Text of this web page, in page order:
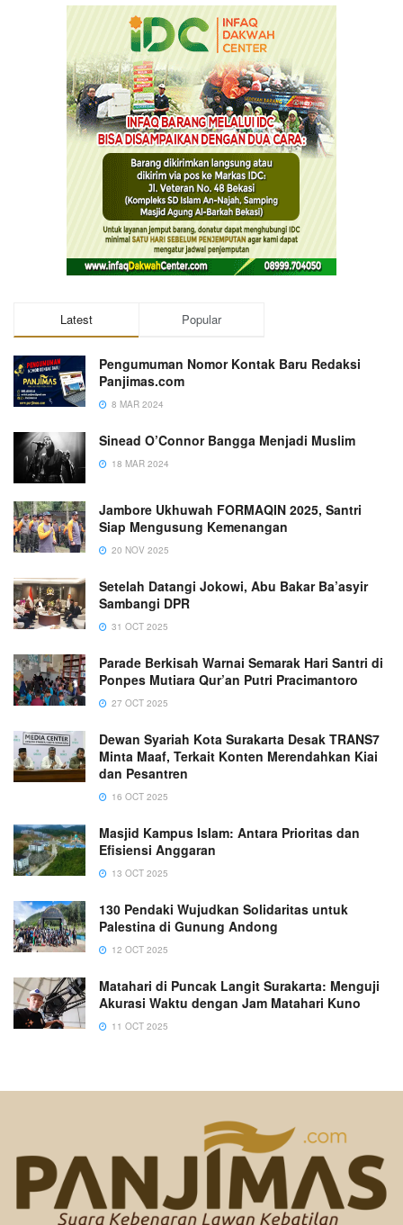
Latest Popular
Pengumuman Nomor Kontak Baru Redaksi
Panjimas.com
8 MAR 2024
Sinead O’Connor Bangga Menjadi Muslim
18 MAR 2024
Jambore Ukhuwah FORMAQIN 2025, Santri
Siap Mengusung Kemenangan
20 NOV 2025
Setelah Datangi Jokowi, Abu Bakar Ba’asyir
Sambangi DPR
31 OCT 2025
Parade Berkisah Warnai Semarak Hari Santri di
Ponpes Mutiara Qur’an Putri Pracimantoro
27 OCT 2025
Dewan Syariah Kota Surakarta Desak TRANS7
Minta Maaf, Terkait Konten Merendahkan Kiai
dan Pesantren
16 OCT 2025
Masjid Kampus Islam: Antara Prioritas dan
Efisiensi Anggaran
13 OCT 2025
130 Pendaki Wujudkan Solidaritas untuk
Palestina di Gunung Andong
12 OCT 2025
Matahari di Puncak Langit Surakarta: Menguji
Akurasi Waktu dengan Jam Matahari Kuno
11 OCT 2025